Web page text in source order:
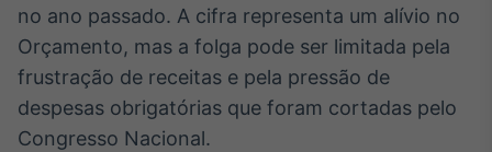
Plataforma para
conteúdos
personalizados
Soluções de Dados
e Conteúdos
no ano passado. A cifra representa um alívio no
Orçamento, mas a folga pode ser limitada pela
frustração de receitas e pela pressão de
despesas obrigatórias que foram cortadas pelo
Congresso Nacional.